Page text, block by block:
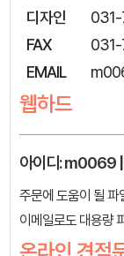
디자인
FAX
EMAIL
웹하드
아이디: m0069
주문에 도움이 될
이메일로도 대용량